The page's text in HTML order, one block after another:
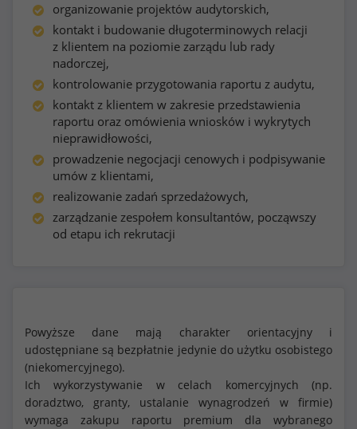
organizowanie projektów audytorskich,
kontakt i budowanie długoterminowych relacji
z klientem na poziomie zarządu lub rady
nadorczej,
kontrolowanie przygotowania raportu z audytu,
kontakt z klientem w zakresie przedstawienia
raportu oraz omówienia wniosków i wykrytych
nieprawidłowości,
prowadzenie negocjacji cenowych i podpisywanie
umów z klientami,
realizowanie zadań sprzedażowych,
zarządzanie zespołem konsultantów, począwszy
od etapu ich rekrutacji
Powyższe dane mają charakter orientacyjny i
udostępniane są bezpłatnie jedynie do użytku osobistego
(niekomercyjnego).
Ich wykorzystywanie w celach komercyjnych (np.
doradztwo, granty, ustalanie wynagrodzeń w firmie)
wymaga zakupu raportu premium dla wybranego